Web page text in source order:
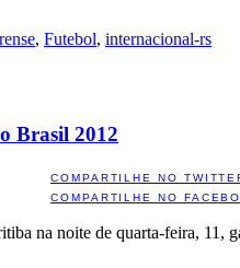
, Futebol, internacional-rs
Brasil 2012
COMPARTILHE NO
COMPARTILHE NO
na noite de quarta-feira,